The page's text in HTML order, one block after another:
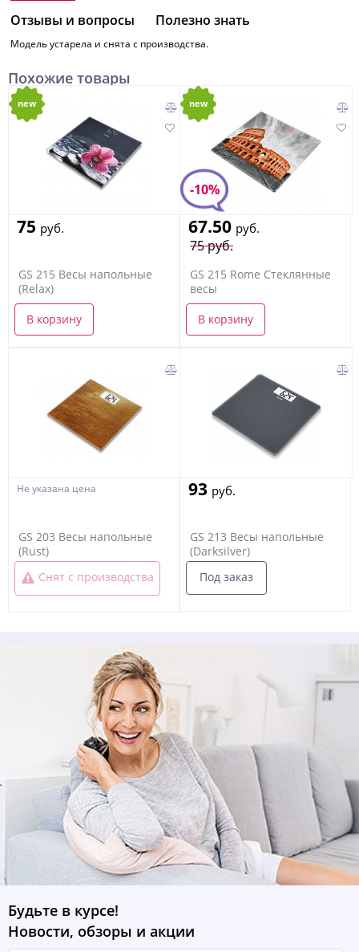
Отзывы и вопросы
Полезно знать
Модель устарела и снята с производства.
Похожие товары
new
75 руб.
GS 215 Весы напольные
(Relax)
В корзину
new
-10%
75 руб.
67.50 руб.
GS 215 Rome Стеклянные
весы
В корзину
Не указана цена
GS 203 Весы напольные
(Rust)
Снят с производства
93 руб.
GS 213 Весы напольные
(Darksilver)
Под заказ
Будьте в курсе!
Новости, обзоры и акции